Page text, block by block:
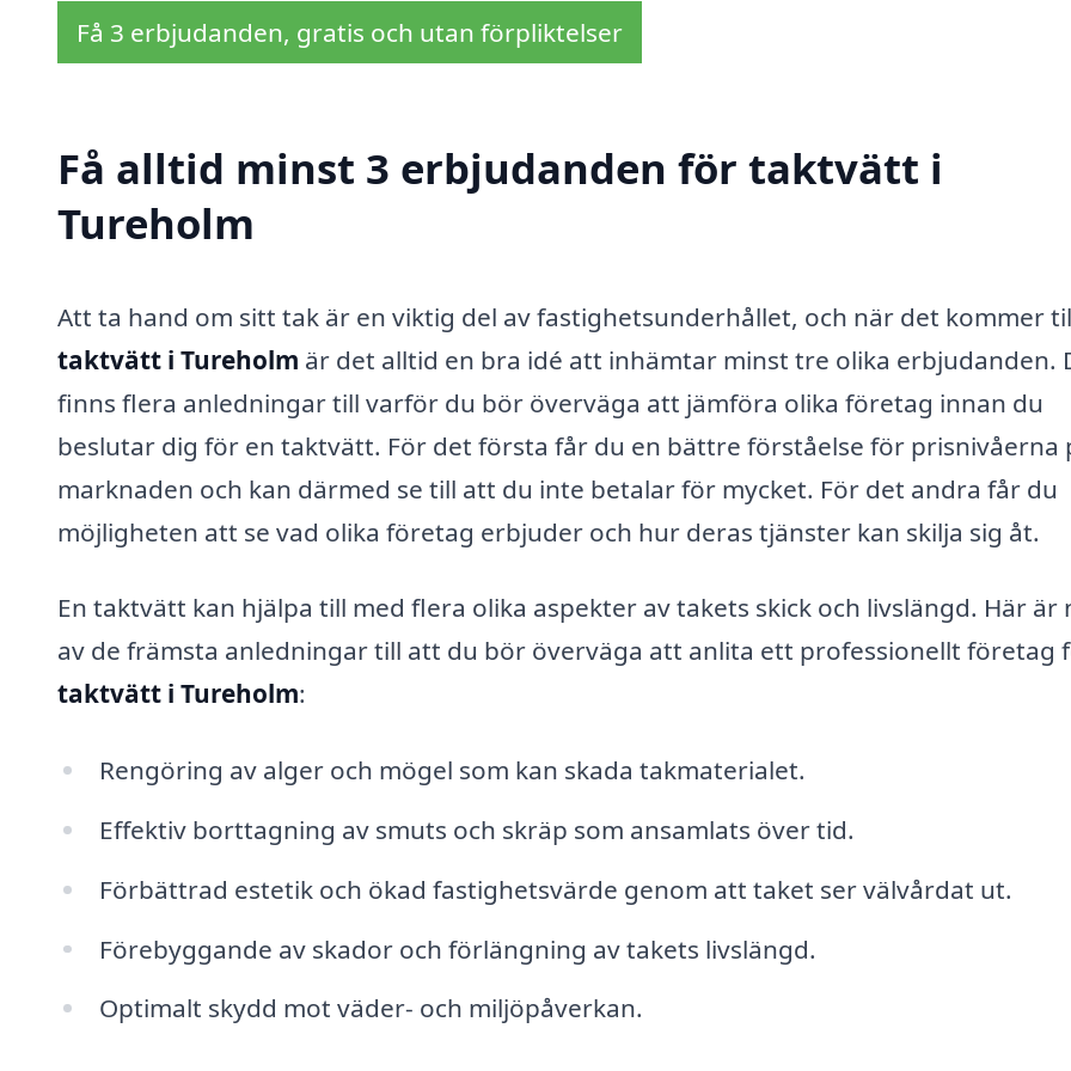
Få 3 erbjudanden, gratis och utan förpliktelser
Få alltid minst 3 erbjudanden för taktvätt i
Tureholm
Att ta hand om sitt tak är en viktig del av fastighetsunderhållet, och när det kommer
taktvätt i Tureholm är det alltid en bra idé att inhämtar minst tre olika erbjudanden.
finns flera anledningar till varför du bör överväga att jämföra olika företag innan du
beslutar dig för en taktvätt. För det första får du en bättre förståelse för prisnivåerna
marknaden och kan därmed se till att du inte betalar för mycket. För det andra får du
möjligheten att se vad olika företag erbjuder och hur deras tjänster kan skilja sig åt.
En taktvätt kan hjälpa till med flera olika aspekter av takets skick och livslängd. Här är
av de främsta anledningar till att du bör överväga att anlita ett professionellt företag
taktvätt i Tureholm:
Rengöring av alger och mögel som kan skada takmaterialet.
Effektiv borttagning av smuts och skräp som ansamlats över tid.
Förbättrad estetik och ökad fastighetsvärde genom att taket ser välvårdat ut.
Förebyggande av skador och förlängning av takets livslängd.
Optimalt skydd mot väder- och miljöpåverkan.